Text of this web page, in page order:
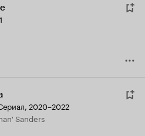
2020–2022
Sanders